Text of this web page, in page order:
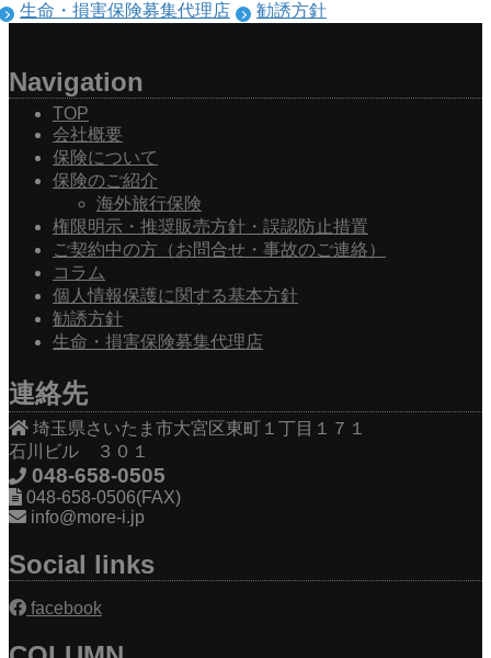
生命・損害保険募集代理店 勧誘方針
Navigation
TOP
会社概要
保険について
保険のご紹介
海外旅行保険
権限明示・推奨販売方針・誤認防止措置
ご契約中の方（お問合せ・事故のご連絡）
コラム
個人情報保護に関する基本方針
勧誘方針
生命・損害保険募集代理店
連絡先
埼玉県さいたま市大宮区東町１丁目１７１
石川ビル ３０１
048-658-0505
048-658-0506(FAX)
info@more-i.jp
Social links
facebook